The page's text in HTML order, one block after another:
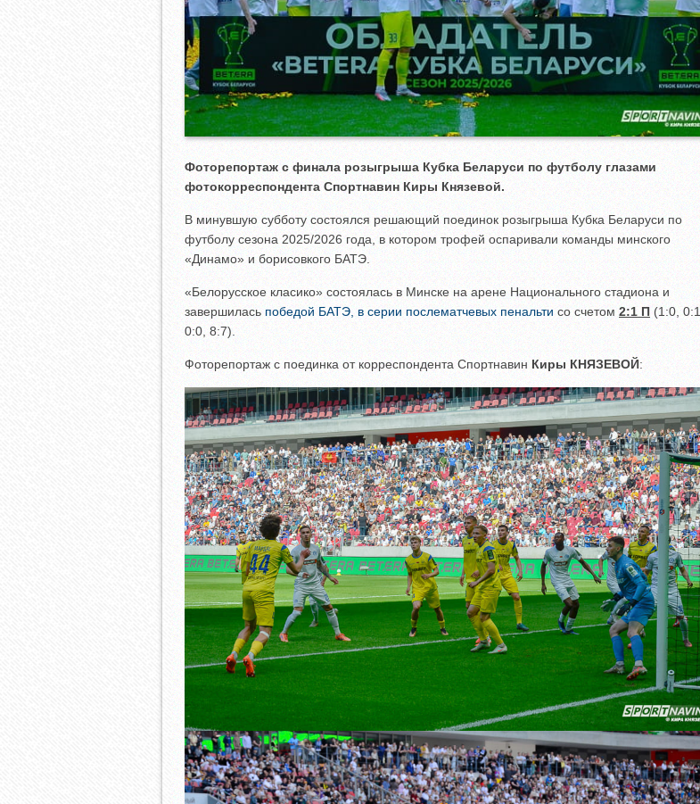
Фоторепортаж с финала розыгрыша Кубка Беларуси по футболу глазами
фотокорреспондента Спортнавин Киры Князевой.
В минувшую субботу состоялся решающий поединок розыгрыша Кубка Беларуси по
футболу сезона 2025/2026 года, в котором трофей оспаривали команды минского
«Динамо» и борисовкого БАТЭ.
«Белорусское класико» состоялась в Минске на арене Национального стадиона и
завершилась победой БАТЭ, в серии послематчевых пенальти со счетом 2:1 П (1:0, 0:1,
0:0, 8:7).
Фоторепортаж с поединка от корреспондента Спортнавин Киры КНЯЗЕВОЙ: